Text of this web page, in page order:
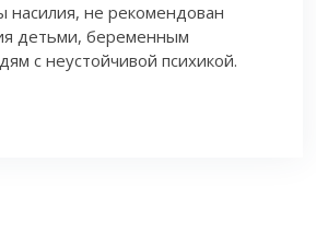
насилия, не рекомендован
детьми, беременным
с неустойчивой психикой.